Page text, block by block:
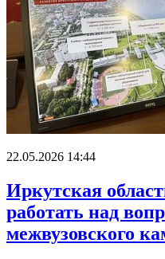
22.05.2026 14:44
Иркутская
работать над
межвузовского